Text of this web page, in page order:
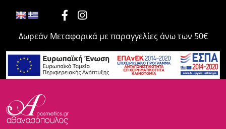
Δωρεάν Μεταφορικά με παραγγελίες άνω των 50€